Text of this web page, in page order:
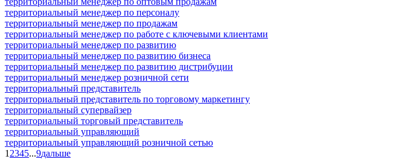
территориальный менеджер по персоналу
территориальный менеджер по продажам
территориальный менеджер по работе с ключевыми клиентами
территориальный менеджер по развитию
территориальный менеджер по развитию бизнеса
территориальный менеджер по развитию дистрибуции
территориальный менеджер розничной сети
территориальный представитель
территориальный представитель по торговому маркетингу
территориальный супервайзер
территориальный торговый представитель
территориальный управляющий
территориальный управляющий розничной сетью
1 2345...9дальше